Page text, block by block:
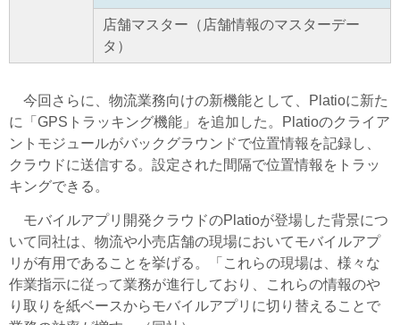
店舗マスター（店舗情報のマスターデー
タ）
今回さらに、物流業務向けの新機能として、Platioに新た
に「GPSトラッキング機能」を追加した。Platioのクライア
ントモジュールがバックグラウンドで位置情報を記録し、
クラウドに送信する。設定された間隔で位置情報をトラッ
キングできる。
モバイルアプリ開発クラウドのPlatioが登場した背景につ
いて同社は、物流や小売店舗の現場においてモバイルアプ
リが有用であることを挙げる。「これらの現場は、様々な
作業指示に従って業務が進行しており、これらの情報のや
り取りを紙ベースからモバイルアプリに切り替えることで